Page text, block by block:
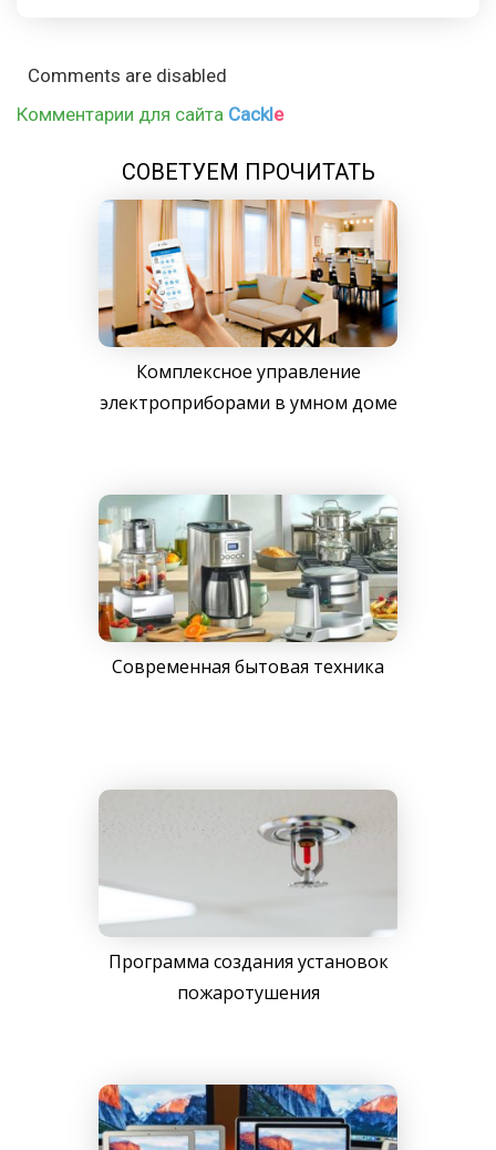
Comments are disabled
Комментарии для сайта Cackle
СОВЕТУЕМ ПРОЧИТАТЬ
Комплексное управление
электроприборами в умном доме
Современная бытовая техника
Программа создания установок
пожаротушения